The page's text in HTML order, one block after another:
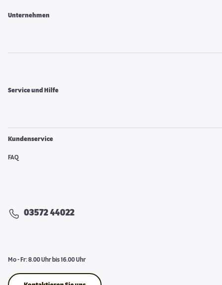
Unternehmen
Service und Hilfe
Kundenservice
FAQ
03572 44022
Mo - Fr: 8.00 Uhr bis 16.00 Uhr